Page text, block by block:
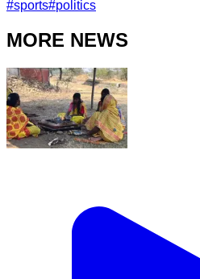
#sports#politics
MORE NEWS